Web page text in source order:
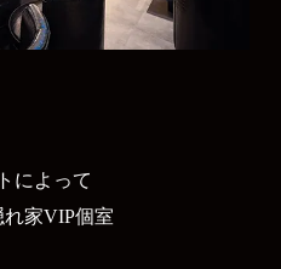
によって
家VIP個室